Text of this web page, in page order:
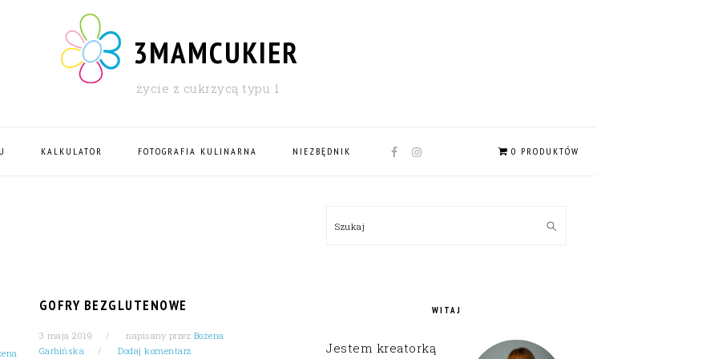
3MAMCUKIER
życie z cukrzycą typu 1
KALKULATOR FOTOGRAFIA KULINARNA NIEZBĘDNIK
NAV
0 PRODUKTÓW
GOFRY BEZGLUTENOWE
3 maja 2019 napisany przez Bożena
Garbińska
Dodaj komentarz
SIDEBAR
Szukaj
WITAJ
Jestem kreatorką